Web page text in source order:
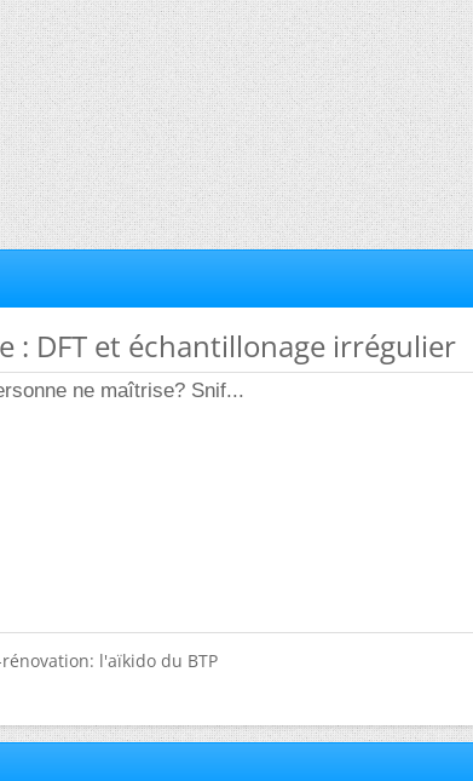
: DFT et échantillonage irrégulier
ne maîtrise? Snif...
l'aïkido du BTP